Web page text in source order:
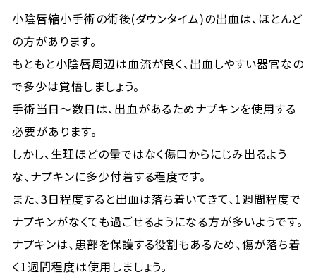
小陰唇縮小手術の術後(ダウンタイム)の出血は、ほとんど
の方があります。
もともと小陰唇周辺は血流が良く、出血しやすい器官なの
で多少は覚悟しましょう。
手術当日～数日は、出血があるためナプキンを使用する
必要があります。
しかし、生理ほどの量ではなく傷口からにじみ出るよう
な、ナプキンに多少付着する程度です。
また、3日程度すると出血は落ち着いてきて、1週間程度で
ナプキンがなくても過ごせるようになる方が多いようです。
ナプキンは、患部を保護する役割もあるため、傷が落ち着
く1週間程度は使用しましょう。